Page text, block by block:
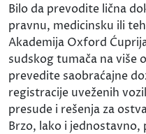
Bilo da prevodite lična
pravnu, medicinsku ili
Akademija Oxford
sudskog tumača na više
prevedite saobraćajne
registracije uveženih
presude i rešenja za
Brzo, lako i jednostavno,